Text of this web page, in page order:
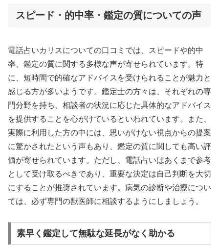
スピード・的中率・鑑定の質についての声
電話占いカリスについての口コミでは、スピードや的中
率、鑑定の質に関する多様な声が寄せられています。特
に、短時間で的確なアドバイスを受けられることが魅力と
感じる方が多いようです。鑑定士の方々は、それぞれの専
門分野を持ち、相談者の状況に応じた具体的なアドバイス
を提供することを心がけているといわれています。また、
実際に利用した方の中には、思いがけない視点からの提案
に驚かされたという声もあり、鑑定の質に関しても高い評
価が寄せられています。ただし、電話占いはあくまで参考
として受け取るべきであり、重要な決定は自己判断を大切
にすることが推奨されています。病気の診断や治療につい
ては、必ず専門の獣医師に相談するようにしましょう。
素早く鑑定して無駄な延長がなく助かる